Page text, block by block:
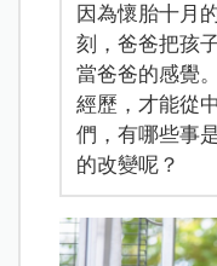
因為懷胎十月
刻，爸爸把孩
當爸爸的感覺
經歷，才能從
們，有哪些事
的改變呢？